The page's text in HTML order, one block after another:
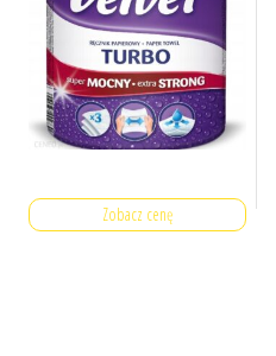
Zobacz cenę